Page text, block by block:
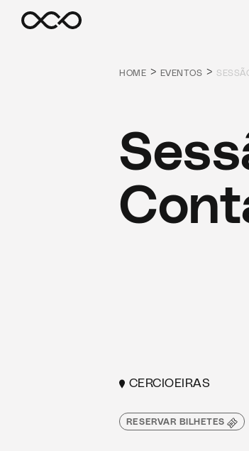
HOME > EVENTOS >
CERCIOEIRAS
RESERVAR BILHETES